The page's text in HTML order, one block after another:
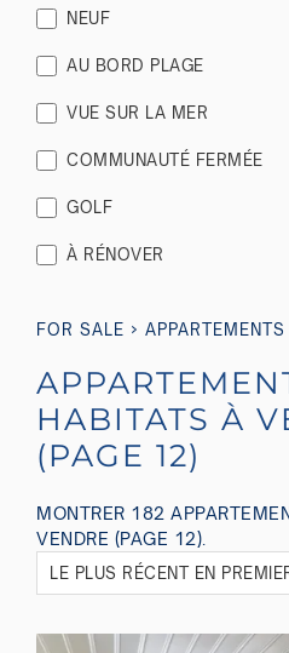
NEUF
AU BORD PLAGE
VUE SUR LA MER
COMMUNAUTÉ FERMÉE
GOLF
À RÉNOVER
FOR SALE ›
HABITATS À
(PAGE 12)
MONTRER 182
VENDRE (PAGE 12).
LE PLUS RÉCENT EN